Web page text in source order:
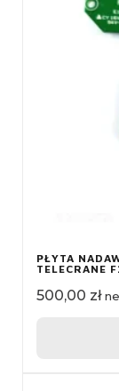
PŁYTA
TELECRANE
500,00 zł